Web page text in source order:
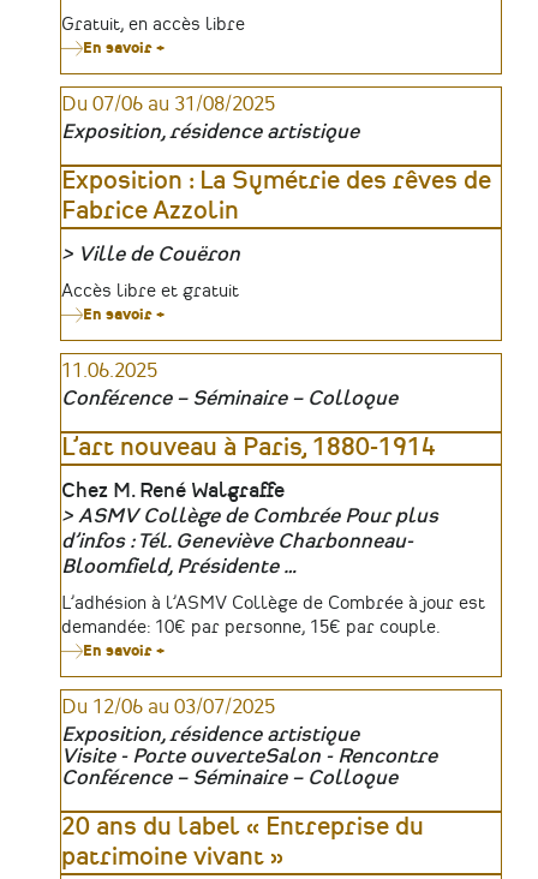
Organisateur
Tarifs
Gratuit, en accès libre
En savoir +
:
Parler
Femmes
Inconnues
»
Du 07/06 au 31/08/2025
Exposition, résidence artistique
Exposition : La Symétrie des rêves de
Fabrice Azzolin
Organisateur
Ville de Couëron
Tarifs
Accès libre et gratuit
En savoir +
:
Symétrie
des
de
Fabrice
11.06.2025
Conférence – Séminaire – Colloque
L’art nouveau à Paris, 1880-1914
Lieu
Chez M. René Walgraffe
Organisateur
ASMV Collège de Combrée Pour plus
d’infos : Tél. Geneviève Charbonneau-
Bloomfield, Présidente …
Tarifs
L’adhésion à l’ASMV Collège de Combrée à jour est
demandée: 10€ par personne, 15€ par couple.
En savoir +
nouveau
à
Paris,
1880-
1914
Du 12/06 au 03/07/2025
Exposition, résidence artistique
Visite - Porte ouverteSalon - Rencontre
Conférence – Séminaire – Colloque
20 ans du label « Entreprise du
patrimoine vivant »